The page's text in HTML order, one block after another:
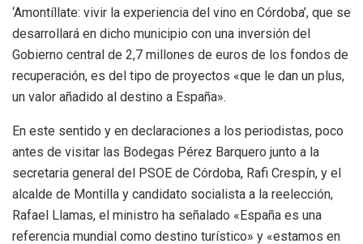
‘Amontíllate: vivir la experiencia del vino en Córdoba’, que se
desarrollará en dicho municipio con una inversión del
Gobierno central de 2,7 millones de euros de los fondos de
recuperación, es del tipo de proyectos «que le dan un plus,
un valor añadido al destino a España».
En este sentido y en declaraciones a los periodistas, poco
antes de visitar las Bodegas Pérez Barquero junto a la
secretaria general del PSOE de Córdoba, Rafi Crespín, y el
alcalde de Montilla y candidato socialista a la reelección,
Rafael Llamas, el ministro ha señalado «España es una
referencia mundial como destino turístico» y «estamos en